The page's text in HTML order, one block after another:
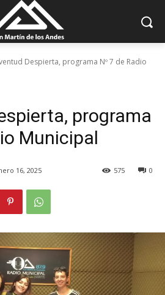
Despierta, programa Nº 7 de Radio
programa
Municipal
16, 2025 0
575